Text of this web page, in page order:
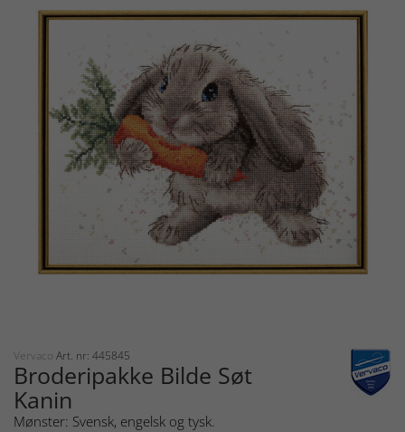
Vervaco Art. nr: 445845
Broderipakke Bilde Søt
Kanin
Mønster: Svensk, engelsk og tysk.